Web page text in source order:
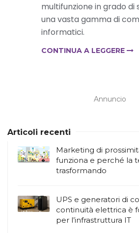
multifunzione in grado di
una vasta gamma di
informatici.
CONTINUA A LEGGERE
Annuncio
Articoli recenti
Marketing di
funziona e perché la
trasformando
UPS e generatori di
continuità elettrica è
per l’infrastruttura IT